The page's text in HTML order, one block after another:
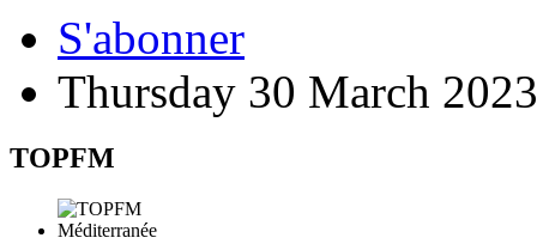
S'abonner
Thursday 30 March 2023
TOPFM